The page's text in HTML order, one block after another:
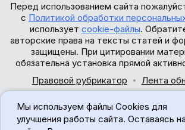
Перед использованием сайта
с Политикой обработки
использует cookie-файлы.
авторские права на тексты статей и
защищены. При цитировании
обязательна установка прямой
Правовой рубрикатор
Лента
© 2017-2026
Мы используем файлы Cookies для
улучшения работы сайта. Оставаясь на